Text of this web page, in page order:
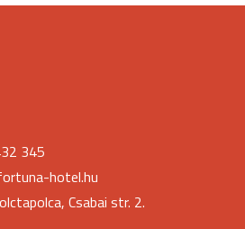
345
hotel.hu
Csabai str. 2.